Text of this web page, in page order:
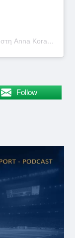
Η δημοσίευση κοινοποιήθηκε από το χρήστη Anna Korakaki (@annakorakaki)
Follow